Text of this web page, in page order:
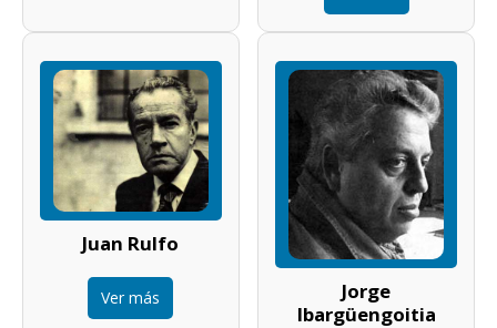
Juan Rulfo
Ver más
Jorge
Ibargüengoitia